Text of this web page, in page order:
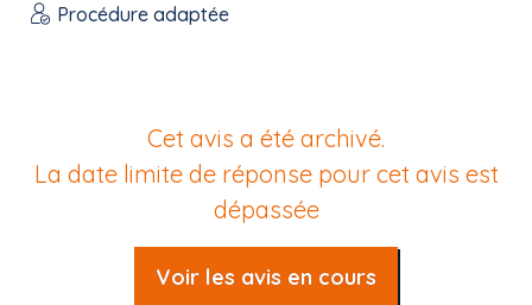
Procédure adaptée
Cet avis a été archivé.
La date limite de réponse pour cet avis est
dépassée
Voir les avis en cours